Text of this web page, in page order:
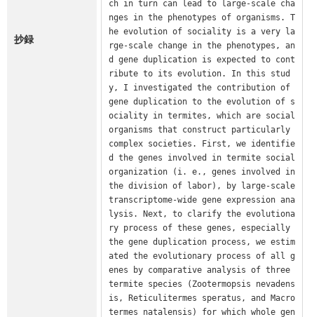
抄録
ch in turn can lead to large-scale cha
nges in the phenotypes of organisms. T
he evolution of sociality is a very la
rge-scale change in the phenotypes, an
d gene duplication is expected to cont
ribute to its evolution. In this stud
y, I investigated the contribution of
gene duplication to the evolution of s
ociality in termites, which are social
organisms that construct particularly
complex societies. First, we identifie
d the genes involved in termite social
organization (i. e., genes involved in
the division of labor), by large-scale
transcriptome-wide gene expression ana
lysis. Next, to clarify the evolutiona
ry process of these genes, especially
the gene duplication process, we estim
ated the evolutionary process of all g
enes by comparative analysis of three
termite species (Zootermopsis nevadens
is, Reticulitermes speratus, and Macro
termes natalensis) for which whole gen